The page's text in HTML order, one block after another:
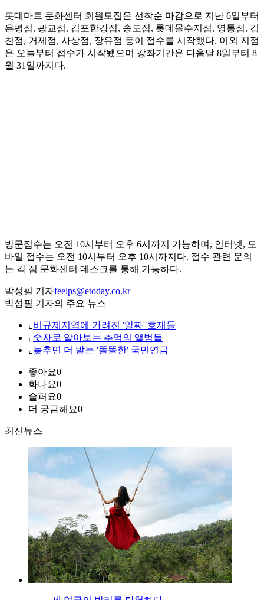
롯데마트 문화센터 회원모집은 선착순 마감으로 지난 6일부터
은평점, 광교점, 김포한강점, 송도점, 롯데몰수지점, 영통점, 김
천점, 거제점, 사상점, 장유점 등이 접수를 시작했다. 이외 지점
은 오늘부터 접수가 시작됐으며 강좌기간은 다음달 8일부터 8
월 31일까지다.
방문접수는 오전 10시부터 오후 6시까지 가능하며, 인터넷, 모
바일 접수는 오전 10시부터 오후 10시까지다. 접수 관련 문의
는 각 점 문화센터 데스크를 통해 가능하다.
박성필 기자feelps@etoday.co.kr
박성필 기자의 주요 뉴스
⌞ 비규제지역에 가려진 '알짜' 호재들
⌞ 숫자로 알아보는 추억의 앨범들
⌞ 늦추면 더 받는 '똘똘한' 국민연금
좋아요0
화나요0
슬퍼요0
더 궁금해요0
최신뉴스